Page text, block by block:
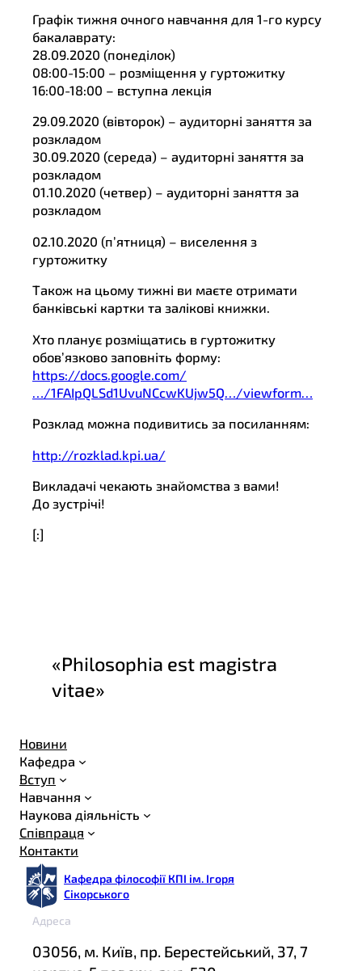
Графік тижня очного навчання для 1-го курсу
бакалаврату:
28.09.2020 (понеділок)
08:00-15:00 – розміщення у гуртожитку
16:00-18:00 – вступна лекція
29.09.2020 (вівторок) – аудиторні заняття за
розкладом
30.09.2020 (середа) – аудиторні заняття за
розкладом
01.10.2020 (четвер) – аудиторні заняття за
розкладом
02.10.2020 (п’ятниця) – виселення з
гуртожитку
Також на цьому тижні ви маєте отримати
банківські картки та залікові книжки.
Хто планує розміщатись в гуртожитку
обов’язково заповніть форму:
https://docs.google.com/
…/1FAIpQLSd1UvuNCcwKUjw5Q…/viewform…
Розклад можна подивитись за посиланням:
http://rozklad.kpi.ua/
Викладачі чекають знайомства з вами!
До зустрічі!
[:]
«Philosophia est magistra
vitae»
Новини
Кафедра
Вступ
Навчання
Наукова діяльність
Співпраця
Контакти
Кафедра філософії КПІ ім. Ігоря
Сікорського
Адреса
03056, м. Київ, пр. Берестейський, 37, 7